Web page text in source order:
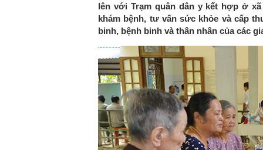
lên với Trạm quân dân y kết hợp ở
khám bệnh, tư vấn sức khỏe và cấp
binh, bệnh binh và thân nhân của các